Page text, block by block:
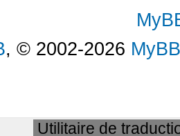
, © 2002-2026
Utilitaire de